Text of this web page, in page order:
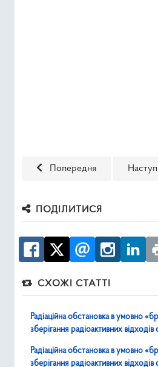
Попередня стаття:
Попередня
ПОДІЛИТИСЯ
СХОЖІ СТАТТІ
Радіаційна обстановка в умовно
зберігання радіоактивних
Радіаційна обстановка в умовно
зберігання радіоактивних